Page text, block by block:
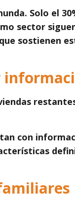
Solo el
sector
sostienen
con